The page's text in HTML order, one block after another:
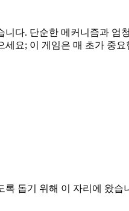
니다. 단순한 메커니즘과 엄
요; 이 게임은 매 초가 중
돕기 위해 이 자리에 왔습